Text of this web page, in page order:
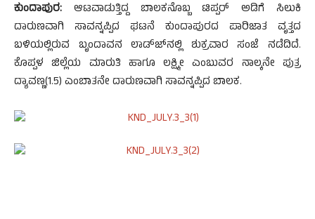
ಕುಂದಾಪುರ: ಆಟವಾಡುತ್ತಿದ್ದ ಬಾಲಕನೊಬ್ಬ ಟಿಪ್ಪರ್ ಅಡಿಗೆ ಸಿಲುಕಿ
ದಾರುಣವಾಗಿ ಸಾವನ್ನಪ್ಪಿದ ಘಟನೆ ಕುಂದಾಪುರದ ಪಾರಿಜಾತ ವೃತ್ತದ
ಬಳಿಯಲ್ಲಿರುವ ಬೃಂದಾವನ ಲಾಡ್ಜ್‍ನಲ್ಲಿ ಶುಕ್ರವಾರ ಸಂಜೆ ನಡೆದಿದೆ.
ಕೊಪ್ಪಳ ಜಿಲ್ಲೆಯ ಮಾರುತಿ ಹಾಗೂ ಲಕ್ಷ್ಮೀ ಎಂಬುವರ ನಾಲ್ಕನೇ ಪುತ್ರ
ದ್ಯಾವಣ್ಣ(1.5) ಎಂಬಾತನೇ ದಾರುಣವಾಗಿ ಸಾವನ್ನಪ್ಪಿದ ಬಾಲಕ.